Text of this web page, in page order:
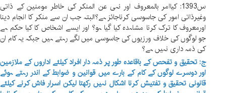
س1393: کیاامر بالمعروف اور نہی عن المنکر کی خاطر مومنین کے ذاتی
وغیرذاتی امور کی جاسوسی کرناجائز ہے؟البتہ جب ان سے منکر کا انجام دینا
اورمعروف کا ترک کرنا مشاہدہ کیا گیا ہو؟ اور ایسے اشخاص کا کیا حکم ہے
جو لوگوں کی خلاف ورزیوں کی جاسوسی میں لگے رہتے ہیں جبکہ یہ کام ان
کی ذمہ داری نہیں ہے؟
ج: تحقیق و تفحص کے باقاعدہ طور پر ذمہ دار افراد کیلئے اداروں کے ملازمین
اور دوسرے لوگوں کے کام کے بارے میں قوانین و ضوابط کے اندر رہتے ہوئے
قانونی تحقیق و تفتیش کرنا اشکال نہیں رکھتا لیکن اسرار فاش کرنے کیلئے